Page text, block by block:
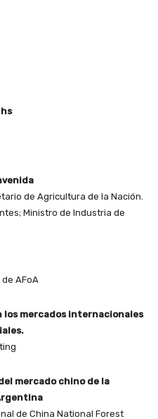
hs
de Agricultura de la Nación.
Ministro de Industria de
AFoA
los mercados internacionales
mercado chino de la
de China National Forest